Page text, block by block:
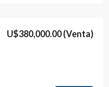
U$380,000.00(Venta)